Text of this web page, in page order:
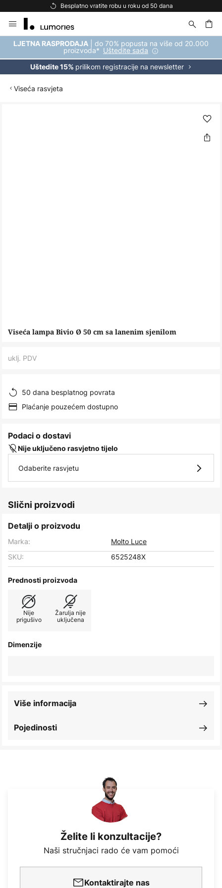
Besplatno vratite robu u roku od 50 dana
to
Content
LJETNA RASPRODAJA | do 70% popusta na više od 20.000
proizvoda* Uštedite sada
Uštedite 15% prilikom registracije na newsletter
Viseća rasvjeta
Skip
beginning
the
images
Viseća lampa Bivio Ø 50 cm sa lanenim sjenilom
uklj. PDV
50 dana besplatnog povrata
Plaćanje pouzećem dostupno
Podaci o dostavi
Nije uključeno rasvjetno tijelo
Odaberite rasvjetu
Slični proizvodi
Detalji o proizvodu
Marka:
Molto Luce
SKU:
6525248X
Prednosti proizvoda
Nije
prigušivo
Žarulja nije
uključena
Dimenzije
Pojedinosti
Više informacija
Želite li konzultacije?
Naši stručnjaci rado će vam pomoći
Kontaktirajte nas